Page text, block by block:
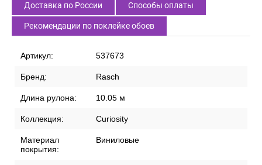
Доставка по России Способы оплаты
Рекомендации по поклейке обоев
Артикул: 537673
Бренд: Rasch
Длина рулона: 10.05 м
Коллекция: Curiosity
Материал
покрытия:
Виниловые